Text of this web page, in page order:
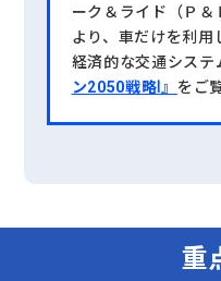
ーク＆ライド（Ｐ
より、車だけを利
経済的な交通システ
ン2050戦略Ⅰ』 をご
重